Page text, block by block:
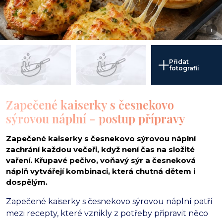
i
Přidat
fotografii
Zapečené kaiserky s česnekovo
sýrovou náplní - postup přípravy
Zapečené kaiserky s česnekovo sýrovou náplní
zachrání každou večeři, když není čas na složité
vaření. Křupavé pečivo, voňavý sýr a česneková
náplň vytvářejí kombinaci, která chutná dětem i
dospělým.
Zapečené kaiserky s česnekovo sýrovou náplní patří
mezi recepty, které vznikly z potřeby připravit něco